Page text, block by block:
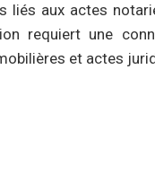
liés aux actes
requiert une
et actes